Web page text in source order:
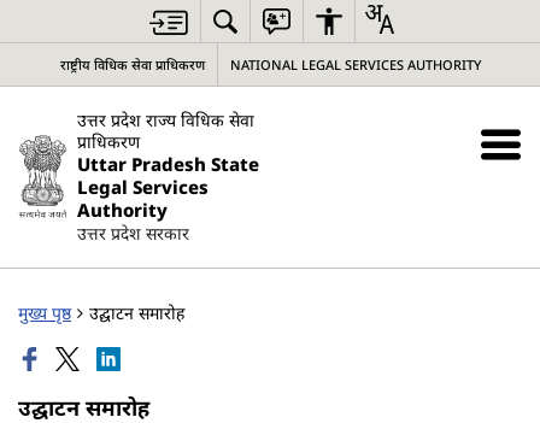
राष्ट्रीय विधिक सेवा प्राधिकरण NATIONAL LEGAL SERVICES AUTHORITY
उत्तर प्रदेश राज्य विधिक सेवा
प्राधिकरण
Uttar Pradesh State
Legal Services
Authority
उत्तर प्रदेश सरकार
मुख्य पृष्ठ उद्घाटन समारोह
उद्घाटन समारोह